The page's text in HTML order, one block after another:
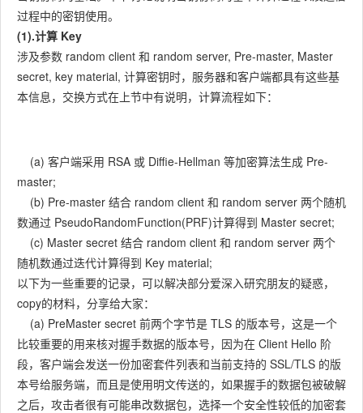
过程中的密钥使用。
(1).计算 Key
涉及参数 random client 和 random server, Pre-master, Master
secret, key material, 计算密钥时，服务器和客户端都具有这些基
本信息，交换方式在上节中有说明，计算流程如下：
(a) 客户端采用 RSA 或 Diffie-Hellman 等加密算法生成 Pre-
master;
(b) Pre-master 结合 random client 和 random server 两个随机
数通过 PseudoRandomFunction(PRF)计算得到 Master secret;
(c) Master secret 结合 random client 和 random server 两个
随机数通过迭代计算得到 Key material;
以下为一些重要的记录，可以解决部分爱深入研究朋友的疑惑，
copy的材料，分享给大家：
(a) PreMaster secret 前两个字节是 TLS 的版本号，这是一个
比较重要的用来核对握手数据的版本号，因为在 Client Hello 阶
段，客户端会发送一份加密套件列表和当前支持的 SSL/TLS 的版
本号给服务端，而且是使用明文传送的，如果握手的数据包被破解
之后，攻击者很有可能串改数据包，选择一个安全性较低的加密套